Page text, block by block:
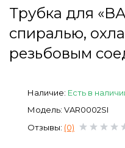
Трубка для
спиралью,
резьбовым
Наличие: Есть в
Модель: VAR0002SI
Отзывы: (0)